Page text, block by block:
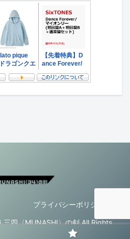
プライバシーポリシー
四〈MUNASHI〉の剣 All Rights